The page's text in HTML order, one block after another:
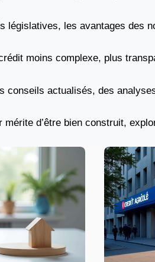
législatives, les avantages des
moins complexe, plus
conseils actualisés, des
d’être bien construit,